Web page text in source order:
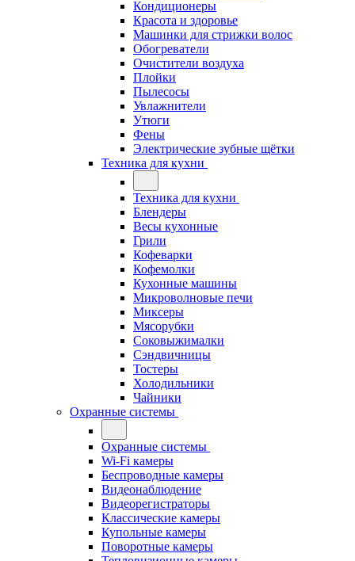
Кондиционеры
Красота и здоровье
Машинки для стрижки волос
Обогреватели
Очистители воздуха
Плойки
Пылесосы
Увлажнители
Утюги
Фены
Электрические зубные щётки
Техника для кухни
Техника для кухни
Блендеры
Весы кухонные
Грили
Кофеварки
Кофемолки
Кухонные машины
Микроволновые печи
Миксеры
Мясорубки
Соковыжималки
Сэндвичницы
Тостеры
Холодильники
Чайники
Охранные системы
Охранные системы
Wi-Fi камеры
Беспроводные камеры
Видеонаблюдение
Видеорегистраторы
Классические камеры
Купольные камеры
Поворотные камеры